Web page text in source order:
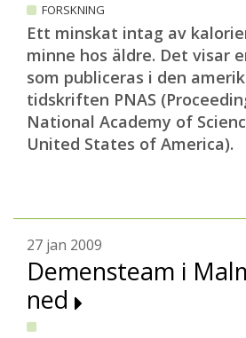
FORSKNING
Ett minskat intag av
minne hos äldre. Det visar
som publiceras i den
tidskriften PNAS
National Academy of
United States of America).
27 jan 2009
Demensteam i
ned